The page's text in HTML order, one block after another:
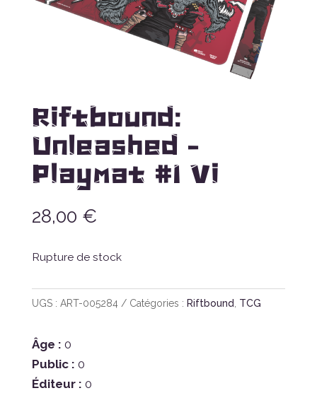
Riftbound:
Unleashed –
Playmat #1 Vi
28,00 €
Rupture de stock
UGS : ART-005284 Catégories : Riftbound TCG
Âge : 0
Public : 0
Éditeur : 0